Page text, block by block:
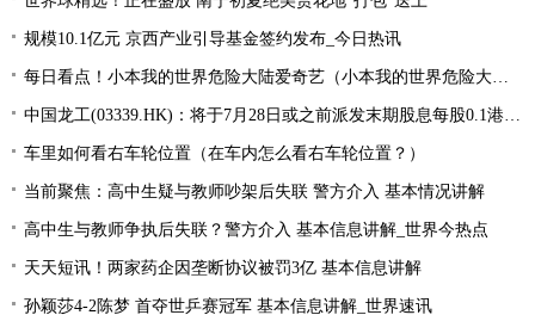
规模10.1亿元 京西产业引导基金签约发布_今日热讯
每日看点！小本我的世界危险大陆爱奇艺（小本我的世界危险大陆）
中国龙工(03339.HK)：将于7月28日或之前派发末期股息每股0.1港元-世界微资讯
车里如何看右车轮位置（在车内怎么看右车轮位置？）
当前聚焦：高中生疑与教师吵架后失联 警方介入 基本情况讲解
高中生与教师争执后失联？警方介入 基本信息讲解_世界今热点
天天短讯！两家药企因垄断协议被罚3亿 基本信息讲解
孙颖莎4-2陈梦 首夺世乒赛冠军 基本信息讲解_世界速讯